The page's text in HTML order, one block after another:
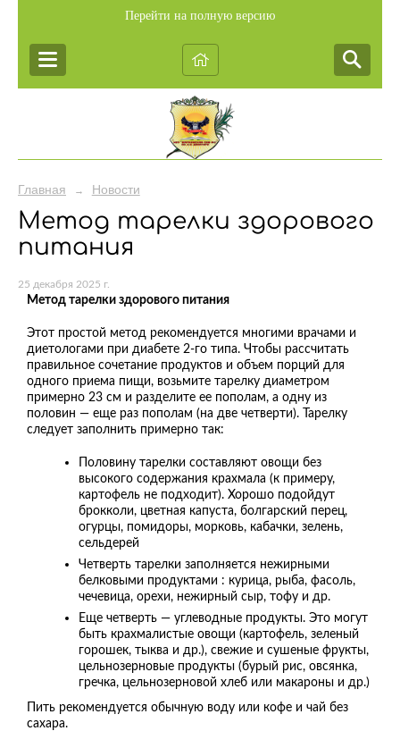
Перейти на полную версию
Главная → Новости
Метод тарелки здорового
питания
25 декабря 2025 г.
Метод тарелки здорового питания
Этот простой метод рекомендуется многими врачами и
диетологами при диабете 2-го типа. Чтобы рассчитать
правильное сочетание продуктов и объем порций для
одного приема пищи, возьмите тарелку диаметром
примерно 23 см и разделите ее пополам, а одну из
половин — еще раз пополам (на две четверти). Тарелку
следует заполнить примерно так:
Половину тарелки составляют овощи без
высокого содержания крахмала (к примеру,
картофель не подходит). Хорошо подойдут
брокколи, цветная капуста, болгарский перец,
огурцы, помидоры, морковь, кабачки, зелень,
сельдерей
Четверть тарелки заполняется нежирными
белковыми продуктами : курица, рыба, фасоль,
чечевица, орехи, нежирный сыр, тофу и др.
Еще четверть — углеводные продукты. Это могут
быть крахмалистые овощи (картофель, зеленый
горошек, тыква и др.), свежие и сушеные фрукты,
цельнозерновые продукты (бурый рис, овсянка,
гречка, цельнозерновой хлеб или макароны и др.)
Пить рекомендуется обычную воду или кофе и чай без
сахара.